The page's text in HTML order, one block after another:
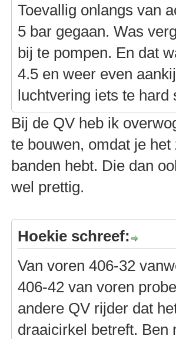
Toevallig onlangs van
5 bar gegaan. Was
bij te pompen. En dat
4.5 en weer even
luchtvering iets te hard
Bij de QV heb ik
te bouwen, omdat je
banden hebt. Die dan
wel prettig.
Hoekie schreef:
Van voren 406-32
406-42 van voren
andere QV rijder dat
draaicirkel betreft. Ben